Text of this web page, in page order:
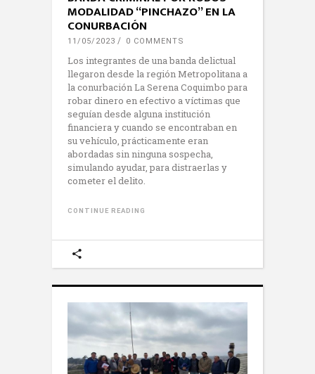
MODALIDAD “PINCHAZO” EN LA
CONURBACIÓN
11/05/2023 0 COMMENTS
Los integrantes de una banda delictual
llegaron desde la región Metropolitana a
la conurbación La Serena Coquimbo para
robar dinero en efectivo a víctimas que
seguían desde alguna institución
financiera y cuando se encontraban en
su vehículo, prácticamente eran
abordadas sin ninguna sospecha,
simulando ayudar, para distraerlas y
cometer el delito.
CONTINUE READING